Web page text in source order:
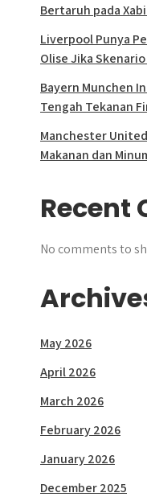
Bertaruh pada
Liverpool Punya
Olise Jika
Bayern Munchen
Tengah Tekanan
Manchester
Makanan dan
Recent
No comments to
May 2026
April 2026
March 2026
February 2026
January 2026
December 2025